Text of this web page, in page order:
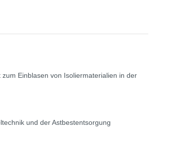
Einblasen von Isoliermaterialien in der
und der Astbestentsorgung